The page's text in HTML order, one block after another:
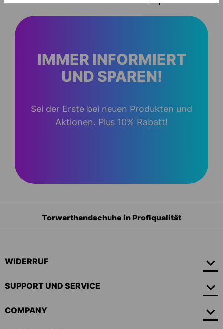
IMMER INFORMIERT
UND SPAREN!
Sei der Erste bei neuen Produkten und
Aktionen. Plus 10% Rabatt!
in Profiqualität
WIDERRUF
SUPPORT UND SERVICE
COMPANY